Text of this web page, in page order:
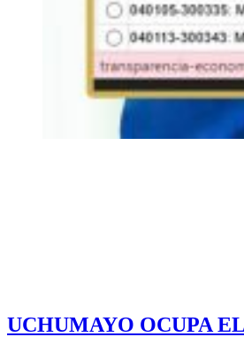
UCHUMAYO OCUPA